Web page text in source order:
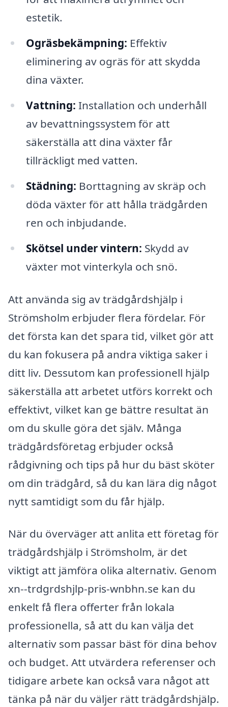
estetik.
Ogräsbekämpning: Effektiv
eliminering av ogräs för att skydda
dina växter.
Vattning: Installation och underhåll
av bevattningssystem för att
säkerställa att dina växter får
tillräckligt med vatten.
Städning: Borttagning av skräp och
döda växter för att hålla trädgården
ren och inbjudande.
Skötsel under vintern: Skydd av
växter mot vinterkyla och snö.
Att använda sig av trädgårdshjälp i
Strömsholm erbjuder flera fördelar. För
det första kan det spara tid, vilket gör att
du kan fokusera på andra viktiga saker i
ditt liv. Dessutom kan professionell hjälp
säkerställa att arbetet utförs korrekt och
effektivt, vilket kan ge bättre resultat än
om du skulle göra det själv. Många
trädgårdsföretag erbjuder också
rådgivning och tips på hur du bäst sköter
om din trädgård, så du kan lära dig något
nytt samtidigt som du får hjälp.
När du överväger att anlita ett företag för
trädgårdshjälp i Strömsholm, är det
viktigt att jämföra olika alternativ. Genom
xn--trdgrdshjlp-pris-wnbhn.se kan du
enkelt få flera offerter från lokala
professionella, så att du kan välja det
alternativ som passar bäst för dina behov
och budget. Att utvärdera referenser och
tidigare arbete kan också vara något att
tänka på när du väljer rätt trädgårdshjälp.